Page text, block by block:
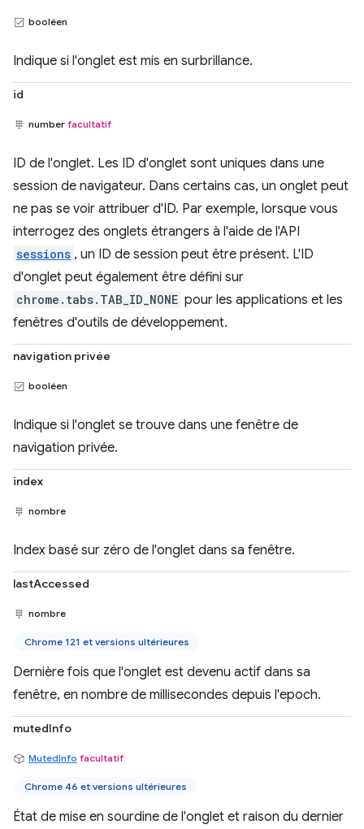
booléen
Indique si l'onglet est mis en surbrillance.
id
number facultatif
ID de l'onglet. Les ID d'onglet sont uniques dans une
session de navigateur. Dans certains cas, un onglet peut
ne pas se voir attribuer d'ID. Par exemple, lorsque vous
interrogez des onglets étrangers à l'aide de l'API
sessions , un ID de session peut être présent. L'ID
d'onglet peut également être défini sur
chrome.tabs.TAB_ID_NONE pour les applications et les
fenêtres d'outils de développement.
navigation privée
booléen
Indique si l'onglet se trouve dans une fenêtre de
navigation privée.
index
nombre
Index basé sur zéro de l'onglet dans sa fenêtre.
lastAccessed
nombre
Chrome 121 et versions ultérieures
Dernière fois que l'onglet est devenu actif dans sa
fenêtre, en nombre de millisecondes depuis l'epoch.
mutedInfo
MutedInfo facultatif
Chrome 46 et versions ultérieures
État de mise en sourdine de l'onglet et raison du dernier